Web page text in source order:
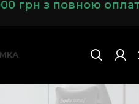
грн з повною